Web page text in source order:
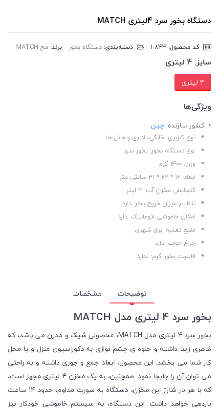
دستگاه بخور سرد 4لیتری MATCH
کد محصول: دسته‌بندی: دستگاه بخور برند: مچ MATCH
سایز: 4 لیتری
4 لیتری
ویژگی‌ها
کشور سازنده: چین
نوع کاربری: خانگی، اداری و هتل ها
نوع دستگاه بخور: بخور سرد
وزن: 1400 گرم
ابعاد: 16 * 22 * 31 سانتی متر
گنجایش مخزن آب: 4 لیتر
تنظیم میزان خروج بخار: دارد
امکان خاموشی اتوماتیک: دارد
منبع تغذیه: برق شهری
چراغ خواب: دارد
قابلیت بخور گرم: ندارد
توضیحات مشخصات
بخور سرد 4 لیتری مدل MATCH
بخور سرد 4 لیتری مدل MATCH، محصولی شیک و مدرن می باشد، که
ظاهری زیبا داشته و جلوه ی چشم نوازی به دکوراسیون منزل و یا محل
کار شما می بخشد. این محصول، ابعاد جمع و جوری داشته و به راحتی
می توان آن را جابجا نمود. همچنین، به یک مخزن 4 لیتری مجهز است،
که با هر بار شارژ این مخزن، دستگاه به صورت مداوم، حدود 14 ساعت
بازدهی خواهد داشت. این دستگاه، به سیستم خاموشی خودکار نیز